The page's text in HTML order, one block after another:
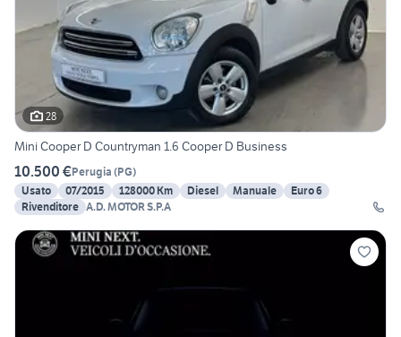
28
Mini Cooper D Countryman 1.6 Cooper D Business
10.500 €Perugia (PG)
Usato
07/2015 128000 Km Diesel Manuale
Euro 6
Rivenditore A.D. MOTOR S.P.A